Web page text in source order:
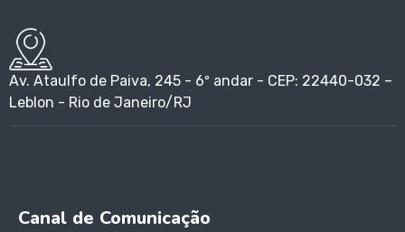
Av. Ataulfo de Paiva, 245 - 6º andar - CEP: 22440-032 –
Leblon - Rio de Janeiro/RJ
Canal de Comunicação